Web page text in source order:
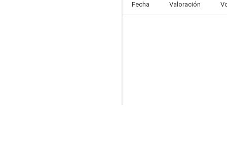
--
Fecha Valoración